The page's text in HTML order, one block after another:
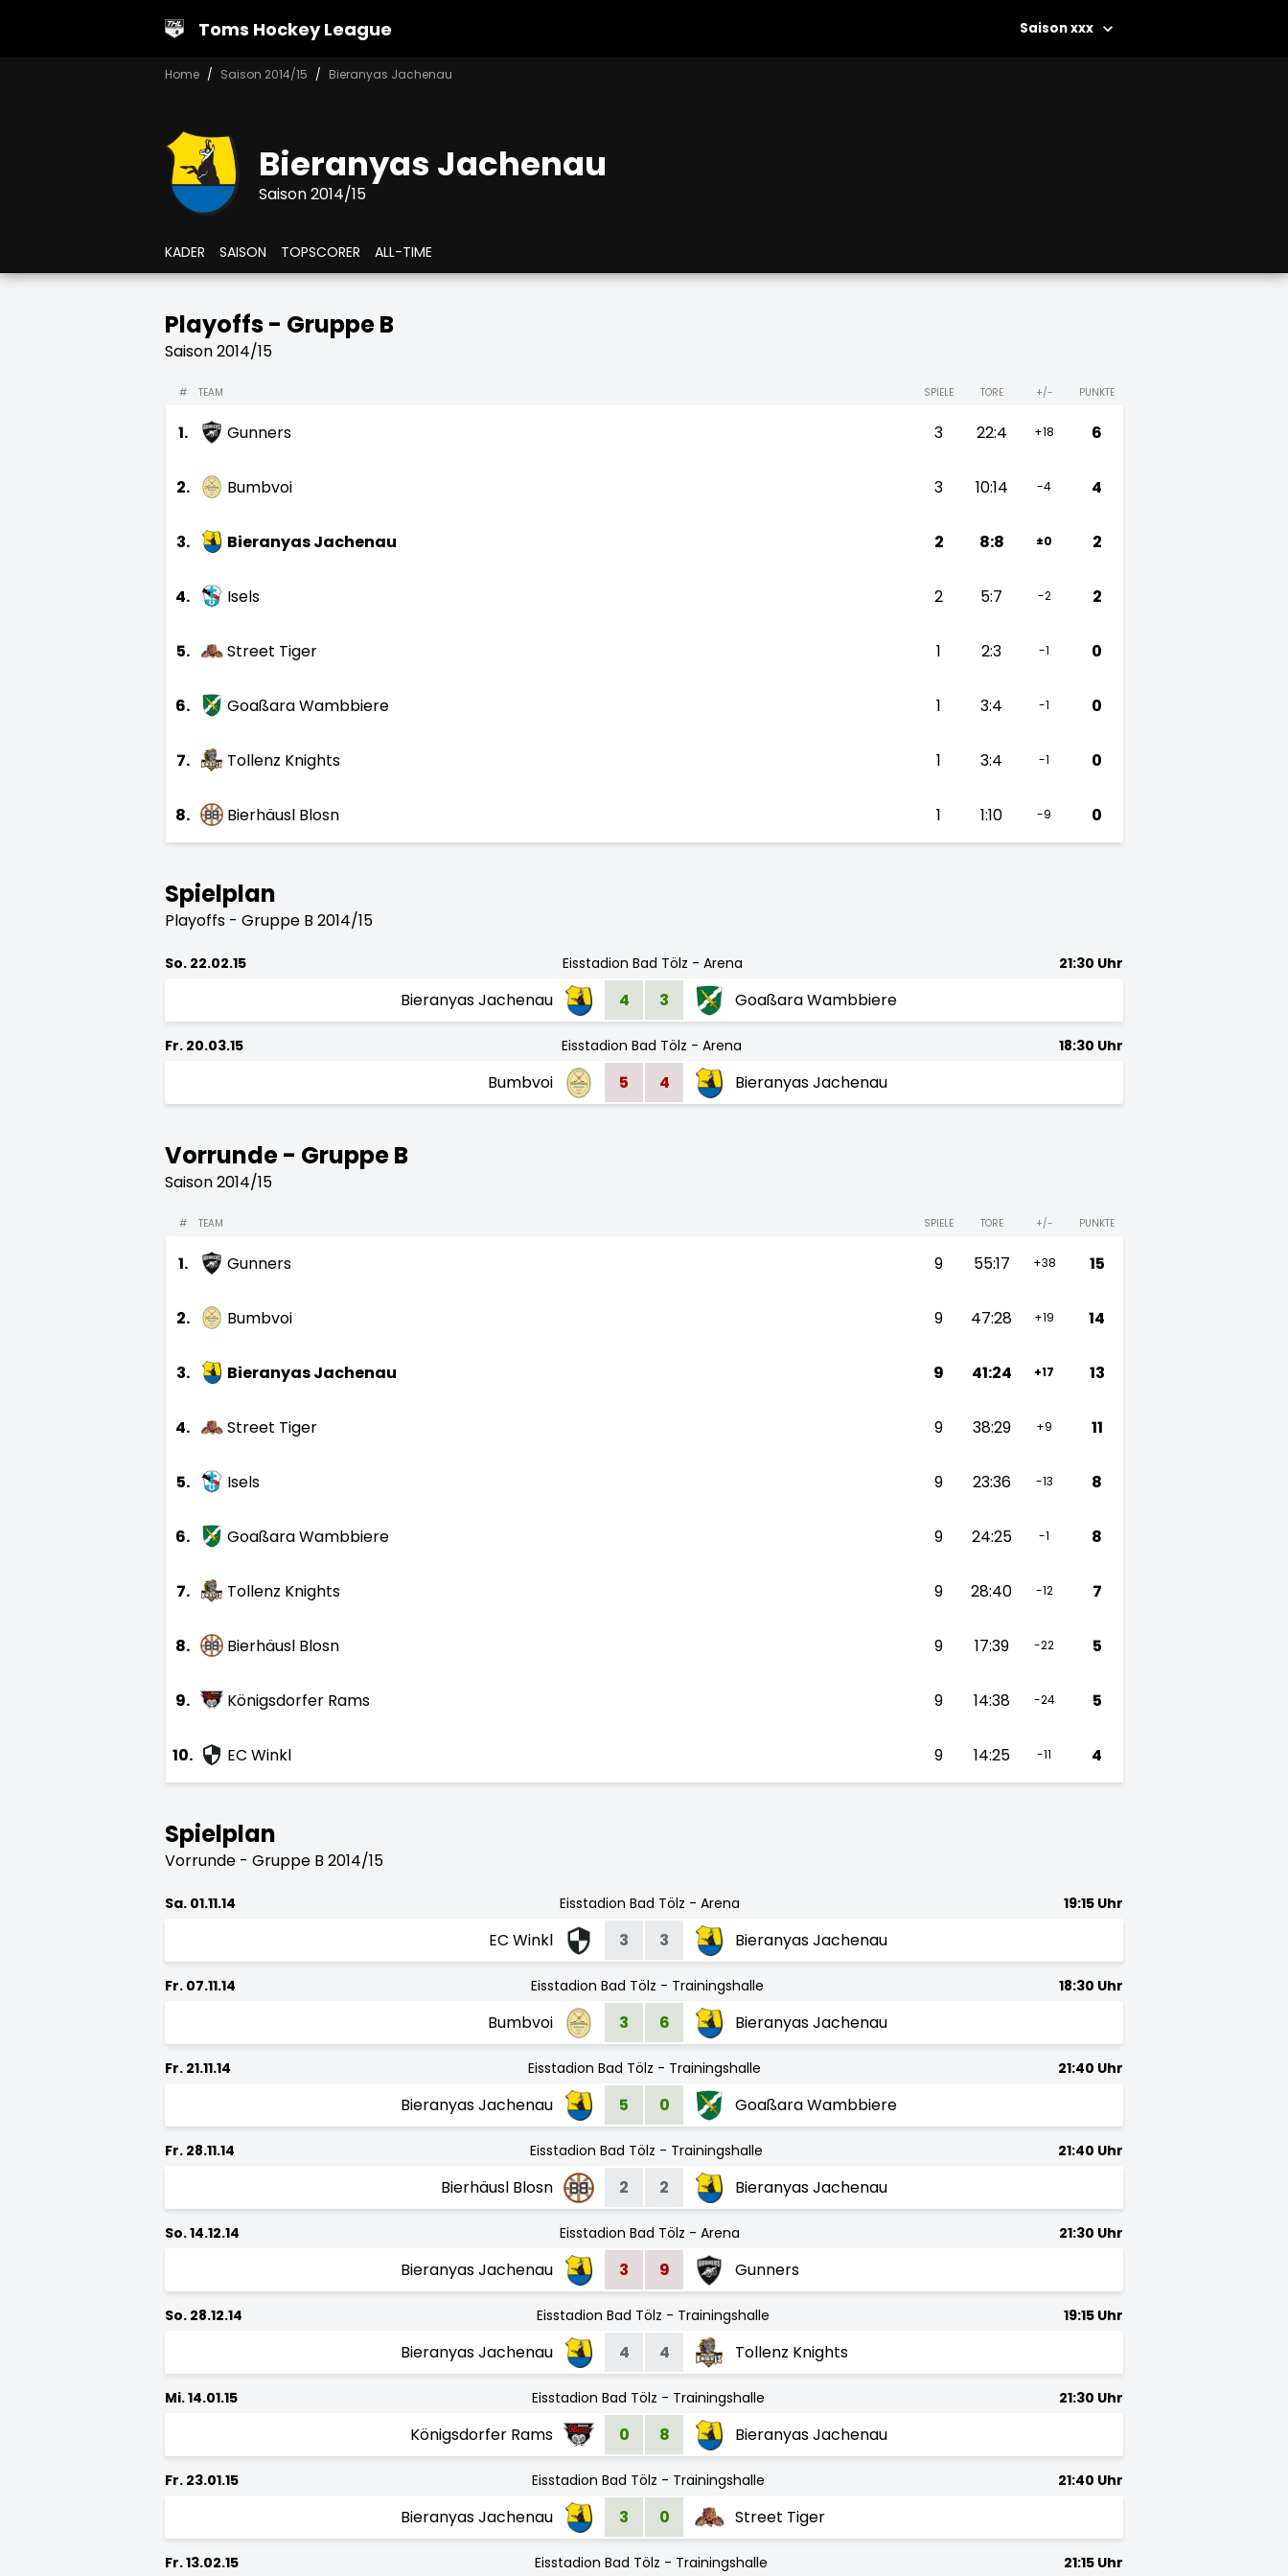
Toms Hockey League xxx
Home Saison 2014/15 Bieranyas Jachenau
Bieranyas Jachenau
Saison 2014/15
KADER SAISON TOPSCORER ALL-TIME
Playoffs - Gruppe B
Saison 2014/15
# TEAM SPIELE TORE +/- PUNKTE
1. Gunners 3 22:4 +18 6
2. Bumbvoi 3 10:14 -4 4
3. Bieranyas Jachenau 2 8:8 ±0 2
4. Isels 2 5:7 -2 2
5. Street Tiger 1 2:3 -1 0
6. Goaßara Wambbiere 1 3:4 -1 0
7. Tollenz Knights 1 3:4 -1 0
8. Bierhäusl Blosn 1 1:10 -9 0
Spielplan
Playoffs - Gruppe B 2014/15
So. 22.02.15 Eisstadion Bad Tölz - Arena 21:30 Uhr
Bieranyas Jachenau 4 3 Goaßara Wambbiere
Fr. 20.03.15 Eisstadion Bad Tölz - Arena 18:30 Uhr
Bumbvoi 5 4 Bieranyas Jachenau
Vorrunde - Gruppe B
Saison 2014/15
# TEAM SPIELE TORE +/- PUNKTE
1. Gunners 9 55:17 +38 15
2. Bumbvoi 9 47:28 +19 14
3. Bieranyas Jachenau 9 41:24 +17 13
4. Street Tiger 9 38:29 +9 11
5. Isels 9 23:36 -13 8
6. Goaßara Wambbiere 9 24:25 -1 8
7. Tollenz Knights 9 28:40 -12 7
8. Bierhäusl Blosn 9 17:39 -22 5
9. Königsdorfer Rams 9 14:38 -24 5
10. EC Winkl 9 14:25 -11 4
Spielplan
Vorrunde - Gruppe B 2014/15
Sa. 01.11.14 Eisstadion Bad Tölz - Arena 19:15 Uhr
EC Winkl 3 3 Bieranyas Jachenau
Fr. 07.11.14 Eisstadion Bad Tölz - Trainingshalle 18:30 Uhr
Bumbvoi 3 6 Bieranyas Jachenau
Fr. 21.11.14 Eisstadion Bad Tölz - Trainingshalle 21:40 Uhr
Bieranyas Jachenau 5 0 Goaßara Wambbiere
Fr. 28.11.14 Eisstadion Bad Tölz - Trainingshalle 21:40 Uhr
Bierhäusl Blosn 2 2 Bieranyas Jachenau
So. 14.12.14 Eisstadion Bad Tölz - Arena 21:30 Uhr
Bieranyas Jachenau 3 9 Gunners
So. 28.12.14 Eisstadion Bad Tölz - Trainingshalle 19:15 Uhr
Bieranyas Jachenau 4 4 Tollenz Knights
Mi. 14.01.15 Eisstadion Bad Tölz - Trainingshalle 21:30 Uhr
Königsdorfer Rams 0 8 Bieranyas Jachenau
Fr. 23.01.15 Eisstadion Bad Tölz - Trainingshalle 21:40 Uhr
Bieranyas Jachenau 3 0 Street Tiger
Fr. 13.02.15 Eisstadion Bad Tölz - Trainingshalle 21:15 Uhr